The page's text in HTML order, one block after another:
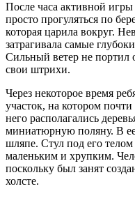
После часа активной
просто прогуляться по
которая царила вокруг.
затрагивала самые
Сильный ветер не портил
свои штрихи.
Через некоторое время
участок, на котором
него располагались
миниатюрную поляну. В ее
шляпе. Стул под его
маленьким и хрупким.
поскольку был занят
холсте.